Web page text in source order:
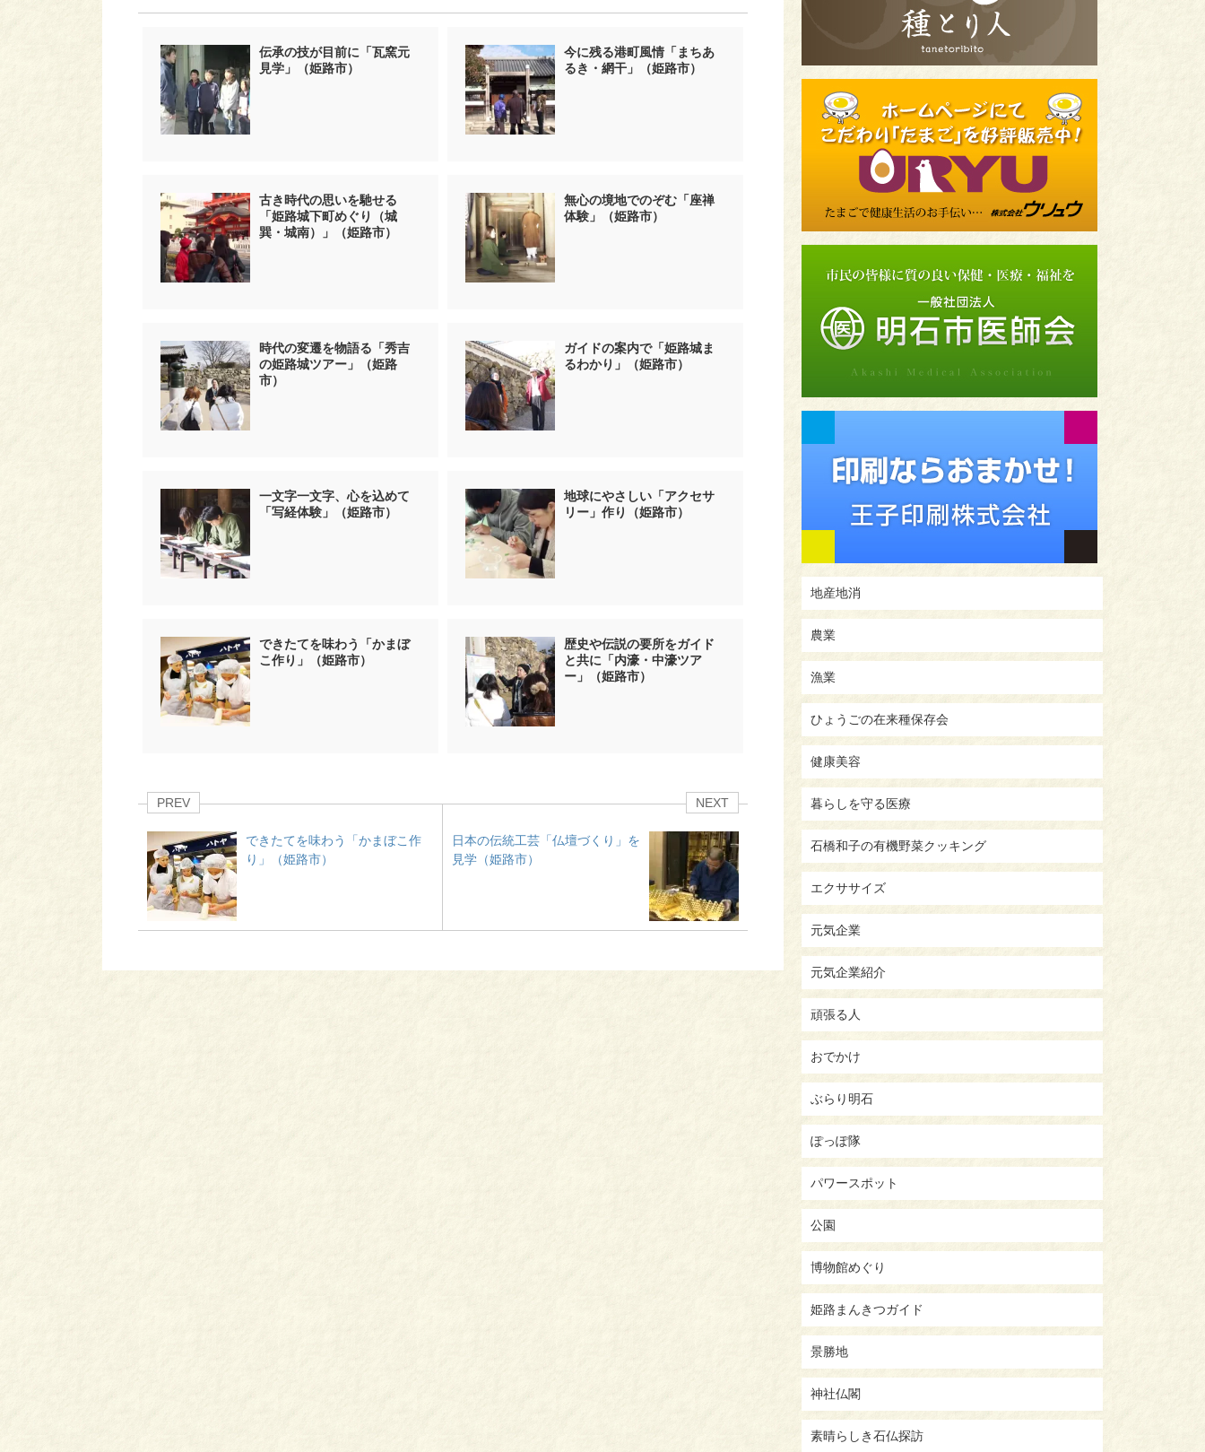
伝承の技が目前に「瓦窯元
見学」（姫路市）
今に残る港町風情「まちあ
るき・網干」（姫路市）
古き時代の思いを馳せる
「姫路城下町めぐり（城
巽・城南）」（姫路市）
無心の境地でのぞむ「座禅
体験」（姫路市）
時代の変遷を物語る「秀吉
の姫路城ツアー」（姫路
市）
ガイドの案内で「姫路城ま
るわかり」（姫路市）
一文字一文字、心を込めて
「写経体験」（姫路市）
地球にやさしい「アクセサ
リー」作り（姫路市）
できたてを味わう「かまぼ
こ作り」（姫路市）
歴史や伝説の要所をガイド
と共に「内濠・中濠ツア
ー」（姫路市）
PREV
できたてを味わう「かまぼこ作
り」（姫路市）
NEXT
日本の伝統工芸「仏壇づくり」を
見学（姫路市）
地産地消
農業
漁業
ひょうごの在来種保存会
健康美容
暮らしを守る医療
石橋和子の有機野菜クッキング
エクササイズ
元気企業
元気企業紹介
頑張る人
おでかけ
ぶらり明石
ぽっぽ隊
パワースポット
公園
博物館めぐり
姫路まんきつガイド
景勝地
神社仏閣
素晴らしき石仏探訪